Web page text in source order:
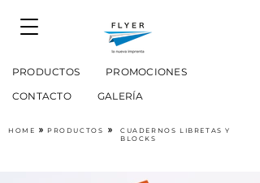
PRODUCTOS
PROMOCIONES
CONTACTO
GALERÍA
HOME » PRODUCTOS »
CUADERNOS LIBRETAS Y
BLOCKS